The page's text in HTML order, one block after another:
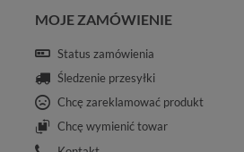
MOJE ZAMÓWIENIE
Status zamówienia
Śledzenie przesyłki
Chcę zareklamować produkt
Chcę wymienić towar